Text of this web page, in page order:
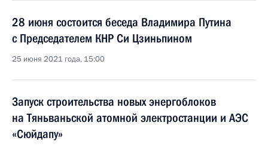
28 июня состоится беседа Владимира Путина
с Председателем КНР Си Цзиньпином
25 июня 2021 года, 15:00
Запуск строительства новых энергоблоков
на Тяньваньской атомной электростанции и АЭС
«Сюйдапу»